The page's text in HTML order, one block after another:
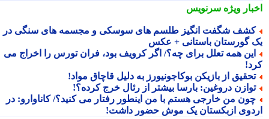
ویژهسرنویس
شگفت انگیز طلسم های سوسکی و مجسمه های سنگی در
گورستان باستانی + عکس
همه تعلل برای چه؟/ اگر کرویف بود، فران تورس را اخراج می
از بازیکن بوکاجونیورز به دلیل قاچاق مواد!
دروغین: بارسا بیشتر از رئال خرج کرده؟!
من خارجی هستم با من اینطور رفتار می کنید؟/ کاناوارو: در
ازبکستان یک موش حضور داشت!